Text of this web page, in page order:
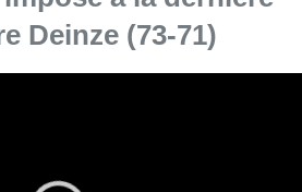
Deinze (73-71)
sur une superbe série de quatre